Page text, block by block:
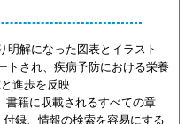
明解になった図表とイラスト
トされ、疾病予防における栄養
進歩を反映
書籍に収載されるすべての章
付録、情報の検索を容易にする